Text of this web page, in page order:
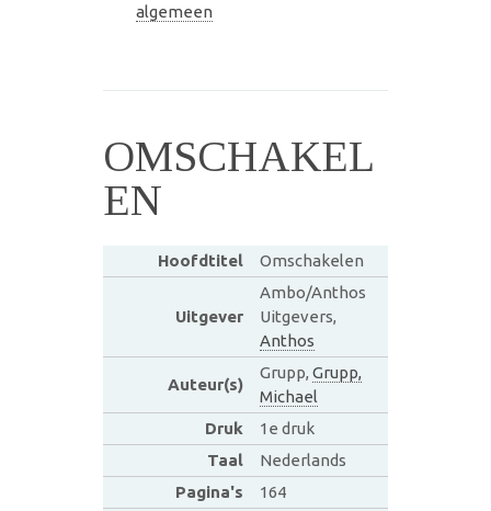
algemeen
OMSCHAKEL
EN
Hoofdtitel Omschakelen
Uitgever
Ambo/Anthos
Uitgevers,
Anthos
Auteur(s)
Grupp, Grupp,
Michael
Druk
1e druk
Taal
Nederlands
Pagina's
164